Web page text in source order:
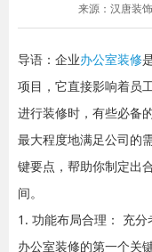
来源：汉唐装饰
导语：企业办公室装修
项目，它直接影响着员
进行装修时，有些必备
最大程度地满足公司的
键要点，帮助你制定出
间。
1. 功能布局合理： 充
办公室装修的第一个关